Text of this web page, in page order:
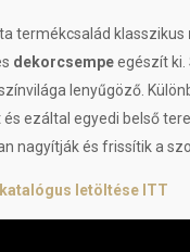
termékcsalád klasszikus
dekorcsempeegészít ki.
lenyűgöző.
ezáltal egyedi belső
nagyítják és frissítik a
letöltése ITT